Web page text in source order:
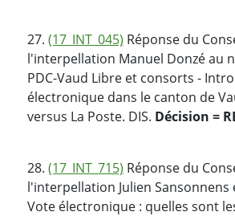
27. (17_INT_045) Réponse du
l'interpellation Manuel Donzé au
PDC-Vaud Libre et consorts -
électronique dans le canton de
versus La Poste. DIS. Décision =
28. (17_INT_715) Réponse du
l'interpellation Julien Sansonnens
Vote électronique : quelles sont